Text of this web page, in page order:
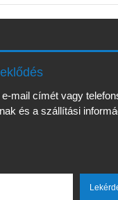
mail címét vagy
és a szállítási